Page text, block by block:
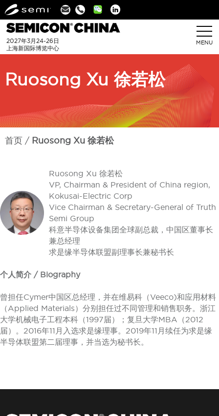
Linkedin
2027年3月24-26日
上海新国际博览中心
MENU
Ruosong Xu 徐若松
首页 Ruosong Xu 徐若松
Ruosong Xu 徐若松
VP, Chairman & President of China region,
Kokusai-Electric Corp
Vice Chairman & Secretary-General of Truth
Semi Group
科意半导体设备集团全球副总裁，中国区董事长
兼总经理
求是缘半导体联盟副理事长兼秘书长
个人简介 / Biography
曾担任Cymer中国区总经理，并在维易科（Veeco)和应用材料
（Applied Materials）分别担任过不同管理和销售职务。浙江
大学机械电子工程本科（1997届）；复旦大学MBA（2012
届）。2016年11月入选求是缘理事。2019年11月续任为求是缘
半导体联盟第二届理事，并当选为秘书长。